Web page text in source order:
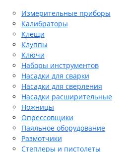
Измерительные приборы
Калибраторы
Клещи
Клуппы
Ключи
Наборы инструментов
Насадки для сварки
Насадки для сверления
Насадки расширительные
Ножницы
Опрессовщики
Паяльное оборудование
Размотчики
Степлеры и пистолеты